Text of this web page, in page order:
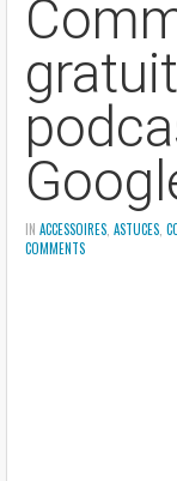
IN ACCESSOIRES ASTUCES
COMMENTS